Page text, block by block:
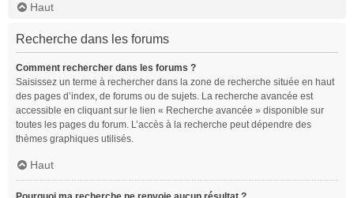
Haut
Recherche dans les forums
Comment rechercher dans les forums ?
Saisissez un terme à rechercher dans la zone de recherche située en haut
des pages d’index, de forums ou de sujets. La recherche avancée est
accessible en cliquant sur le lien « Recherche avancée » disponible sur
toutes les pages du forum. L’accès à la recherche peut dépendre des
thèmes graphiques utilisés.
Haut